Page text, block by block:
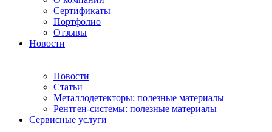
Сертификаты
Портфолио
Отзывы
Новости
Новости
Статьи
Металлодетекторы: полезные материалы
Рентген-системы: полезные материалы
Сервисные услуги